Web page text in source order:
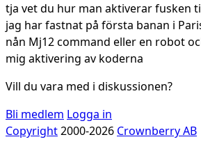
tja vet du hur man aktiverar fusken
jag har fastnat på första banan i
nån Mj12 command eller en robot
mig aktivering av koderna
Vill du vara med i diskussionen?
Bli medlem Logga in
Copyright2000-2026 Crownberry AB